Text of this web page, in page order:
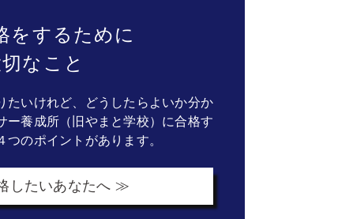
をするために
なこと
たいけれど、どうしたらよいか分か
ー養成所（旧やまと学校）に合格す
のポイントがあります。
したいあなたへ ≫